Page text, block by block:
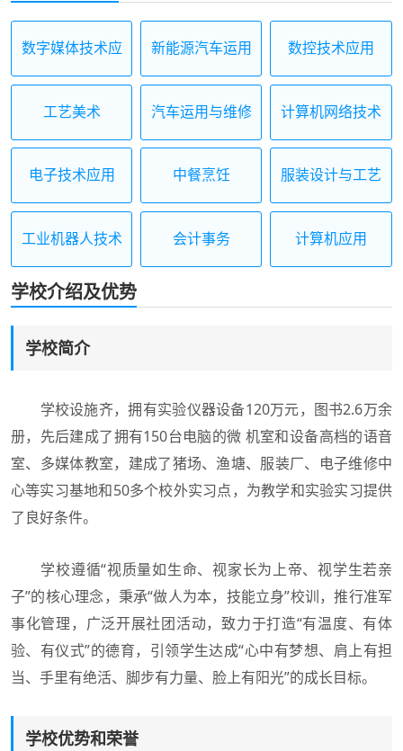
数字媒体技术应
新能源汽车运用
数控技术应用
工艺美术 汽车运用与维修 计算机网络技术
电子技术应用 中餐烹饪 服装设计与工艺
工业机器人技术
会计事务 计算机应用
学校介绍及优势
学校简介
学校设施齐，拥有实验仪器设备120万元，图书2.6万余
册，先后建成了拥有150台电脑的微 机室和设备高档的语音
室、多媒体教室，建成了猪场、渔塘、服装厂、电子维修中
心等实习基地和50多个校外实习点，为教学和实验实习提供
了良好条件。
学校遵循“视质量如生命、视家长为上帝、视学生若亲
子”的核心理念，秉承“做人为本，技能立身”校训，推行准军
事化管理，广泛开展社团活动，致力于打造“有温度、有体
验、有仪式”的德育，引领学生达成“心中有梦想、肩上有担
当、手里有绝活、脚步有力量、脸上有阳光”的成长目标。
学校优势和荣誉